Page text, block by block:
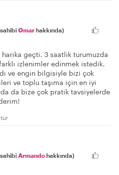
Omar hakkında)
geçti. 3 saatlik turumuzda
farklı izlenimler edinmek istedik.
ve engin bilgisiyle bizi çok
ve toplu taşıma için en iyi
da bize çok pratik tavsiyelerde
tur
Armando hakkında)